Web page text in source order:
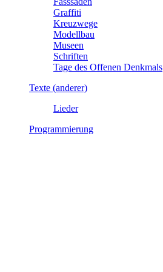
Graffiti
Kreuzwege
Modellbau
Museen
Schriften
Tage des Offenen Denkmals
Texte (anderer)
Lieder
Programmierung